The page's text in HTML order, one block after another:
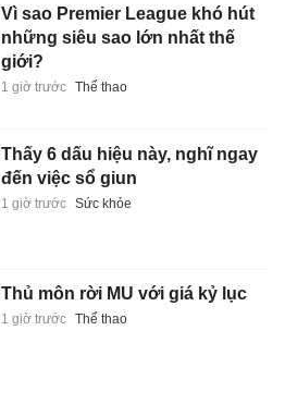
Vì sao Premier League khó hút
những siêu sao lớn nhất thế
giới?
1 giờ trước Thể thao
Thấy 6 dấu hiệu này, nghĩ ngay
đến việc sổ giun
1 giờ trước Sức khỏe
Thủ môn rời MU với giá kỷ lục
1 giờ trước Thể thao